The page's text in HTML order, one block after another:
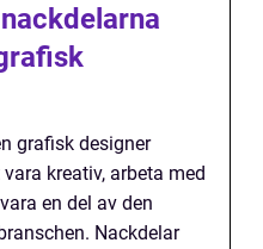
grafisk designer
kreativ, arbeta med
en del av den
Nackdelar